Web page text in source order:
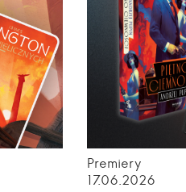
Premiery
17.06.2026